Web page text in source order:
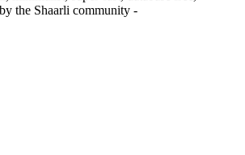
the Shaarli community -